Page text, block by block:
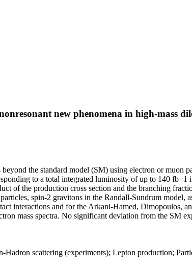
new phenomena in high-mass
beyond the standard model (SM) using electron or
to a total integrated luminosity of up to 140
of the production cross section and the branching
spin-2 gravitons in the Randall-Sundrum
interactions and for the Arkani-Hamed, Dimopoulos,
mass spectra. No significant deviation from the SM
Hadron scattering (experiments); Lepton production;